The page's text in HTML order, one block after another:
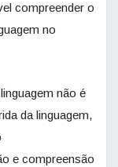
compreender o
no
não é
da linguagem,
e compreensão